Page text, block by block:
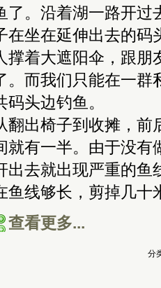
了。沿着湖一路开过
在坐在延伸出去的码
撑着大遮阳伞，跟
。而我们只能在一群
码头边钓鱼。
翻出椅子到收摊，前
就有一半。由于没有
出去就出现严重的鱼
鱼线够长，剪掉几十
查看更多...
分